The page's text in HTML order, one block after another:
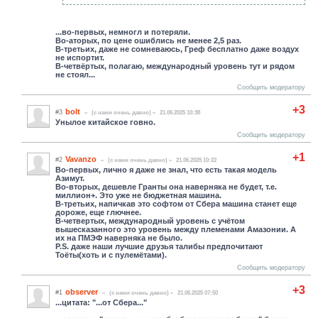
...во-первых, немногл и потеряли.
Во-аторых, по цене ошиблись не менее 2,5 раз.
В-третьих, даже не сомневаюсь, Греф бесплатно даже воздух
не испортит.
В-четвёртых, полагаю, международный уровень тут и рядом
не стоял...
Сообщить модератору
+3
#3 bolt (c нами очень давно) 21.06.2025 10:38
Унылое китайское говно.
Сообщить модератору
+1
#2 Vavanzo (c нами очень давно) 21.06.2025 10:22
Во-первых, лично я даже не знал, что есть такая модель
Азимут.
Во-вторых, дешевле Гранты она наверняка не будет, т.е.
миллион+. Это уже не бюджетная машина.
В-третьих, напичкав это софтом от Сбера машина станет еще
дороже, еще глючнее.
В-четвертых, международный уровень с учётом
вышесказанного это уровень между племенами Амазонии. А
их на ПМЭФ наверняка не было.
P.S. даже наши лучшие друзья талибы предпочитают
Тоёты(хоть и с пулемётами).
Сообщить модератору
+3
#1 observer (c нами очень давно) 21.06.2025 07:50
...цитата: "...от Сбера..."